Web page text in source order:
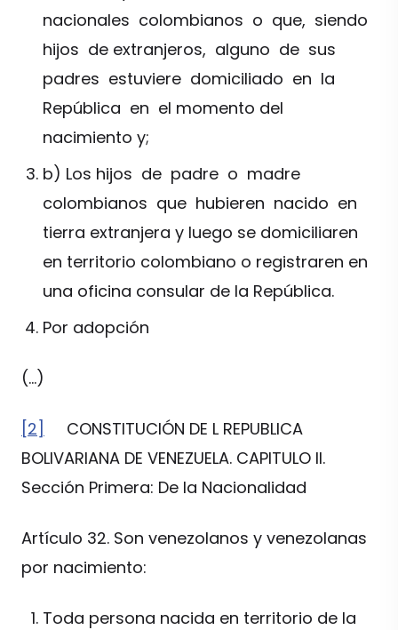
nacionales colombianos o que, siendo
hijos de extranjeros, alguno de sus
padres estuviere domiciliado en la
República en el momento del
nacimiento y;
b) Los hijos de padre o madre
colombianos que hubieren nacido en
tierra extranjera y luego se domiciliaren
en territorio colombiano o registraren en
una oficina consular de la República.
Por adopción
(…)
[2]
CONSTITUCIÓN DE L REPUBLICA
BOLIVARIANA DE VENEZUELA. CAPITULO II.
Sección Primera: De la Nacionalidad
Artículo 32. Son venezolanos y venezolanas
por nacimiento:
Toda persona nacida en territorio de la